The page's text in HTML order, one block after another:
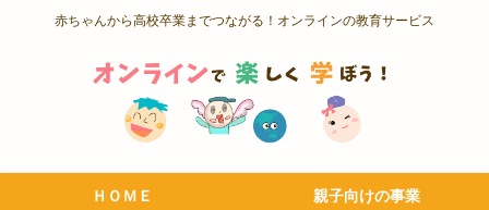
赤ちゃんから高校卒業までつながる！オンラインの教育サービス
ＨＯＭＥ
親子向けの事業